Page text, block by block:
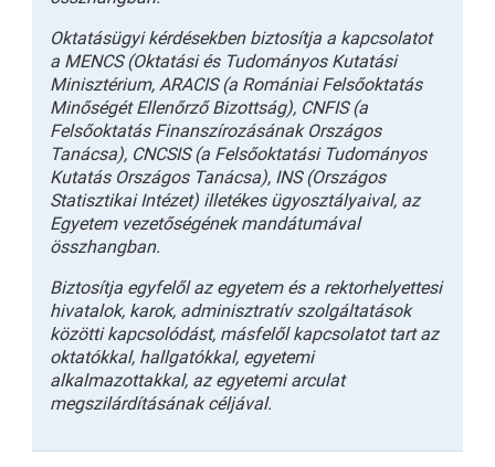
Oktatásügyi kérdésekben biztosítja a kapcsolatot
a MENCS (Oktatási és Tudományos Kutatási
Minisztérium, ARACIS (a Romániai Felsőoktatás
Minőségét Ellenőrző Bizottság), CNFIS (a
Felsőoktatás Finanszírozásának Országos
Tanácsa), CNCSIS (a Felsőoktatási Tudományos
Kutatás Országos Tanácsa), INS (Országos
Statisztikai Intézet) illetékes ügyosztályaival, az
Egyetem vezetőségének mandátumával
összhangban.
Biztosítja egyfelől az egyetem és a rektorhelyettesi
hivatalok, karok, adminisztratív szolgáltatások
közötti kapcsolódást, másfelől kapcsolatot tart az
oktatókkal, hallgatókkal, egyetemi
alkalmazottakkal, az egyetemi arculat
megszilárdításának céljával.